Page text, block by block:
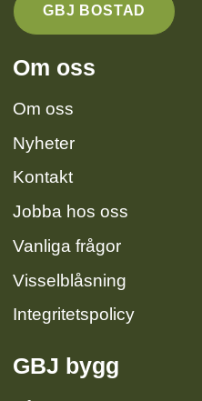
GBJ BOSTAD
Om oss
Om oss
Nyheter
Kontakt
Jobba hos oss
Vanliga frågor
Visselblåsning
Integritetspolicy
GBJ bygg